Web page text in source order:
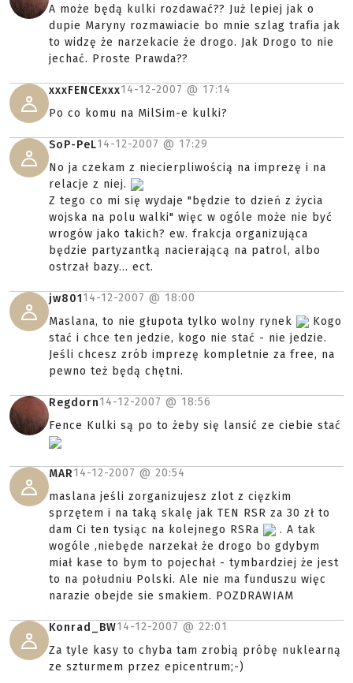
A może będą kulki rozdawać?? Już lepiej jak o
dupie Maryny rozmawiacie bo mnie szlag trafia jak
to widzę że narzekacie że drogo. Jak Drogo to nie
jechać. Proste Prawda??
xxxFENCExxx14-12-2007 @ 17:14
Po co komu na MilSim-e kulki?
SoP-PeL14-12-2007 @ 17:29
No ja czekam z niecierpliwością na imprezę i na
relacje z niej.
Z tego co mi się wydaje "będzie to dzień z życia
wojska na polu walki" więc w ogóle może nie być
wrogów jako takich? ew. frakcja organizująca
będzie partyzantką nacierającą na patrol, albo
ostrzał bazy... ect.
jw80114-12-2007 @ 18:00
Maslana, to nie głupota tylko wolny rynek
Kogo
stać i chce ten jedzie, kogo nie stać - nie jedzie.
Jeśli chcesz zrób imprezę kompletnie za free, na
pewno też będą chętni.
Regdorn14-12-2007 @ 18:56
Fence Kulki są po to żeby się lansić ze ciebie stać
MAR14-12-2007 @ 20:54
maslana jeśli zorganizujesz zlot z cięzkim
sprzętem i na taką skalę jak TEN RSR za 30 zł to
dam Ci ten tysiąc na kolejnego RSRa
. A tak
wogóle ,niebęde narzekał że drogo bo gdybym
miał kase to bym to pojechał - tymbardziej że jest
to na południu Polski. Ale nie ma funduszu więc
narazie obejde sie smakiem. POZDRAWIAM
Konrad_BW14-12-2007 @ 22:01
Za tyle kasy to chyba tam zrobią próbę nuklearną
ze szturmem przez epicentrum;-)